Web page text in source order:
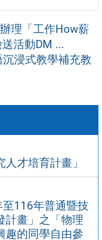
才培育計畫」
116年普通暨技
計畫」之「物理
趣的同學自由參
理「工作How薪
活動DM ...
浸式教學補充教